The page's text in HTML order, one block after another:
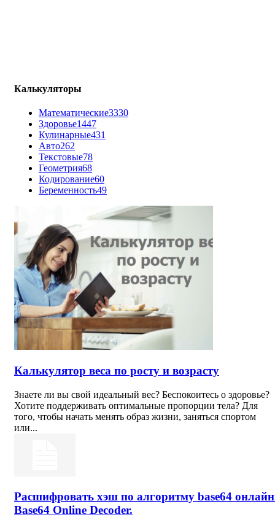
Калькуляторы
Математические3330
Здоровье1447
Кулинарные431
Авто262
Текстовые78
Геометрия68
Кодирование60
Беременность49
Калькулятор веса по росту и возрасту
Знаете ли вы свой идеальный вес? Беспокоитесь о здоровье?
Хотите поддерживать оптимальные пропорции тела? Для
того, чтобы начать менять образ жизни, заняться спортом
или...
Расшифровать хэш по алгоритму base64
Base64 Online Decoder.